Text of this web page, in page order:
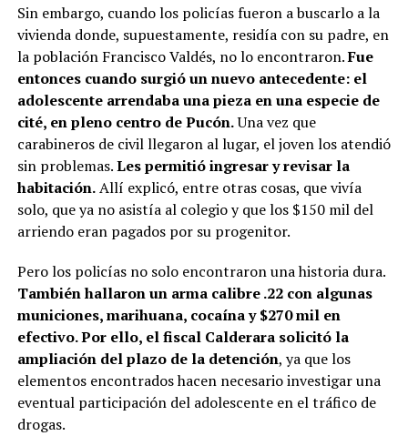
Sin embargo, cuando los policías fueron a buscarlo a la
vivienda donde, supuestamente, residía con su padre, en
la población Francisco Valdés, no lo encontraron.Fue
entonces cuando surgió un nuevo antecedente: el
adolescente arrendaba una pieza en una especie de
cité, en pleno centro de Pucón.Una vez que
carabineros de civil llegaron al lugar, el joven los atendió
sin problemas.Les permitió ingresar y revisar la
habitación.Allí explicó, entre otras cosas, que vivía
solo, que ya no asistía al colegio y que los $150 mil del
arriendo eran pagados por su progenitor.
Pero los policías no solo encontraron una historia dura.
También hallaron un arma calibre .22 con algunas
municiones, marihuana, cocaína y $270 mil en
efectivo. Por ello, el fiscal Calderara solicitó la
ampliación del plazo de la detención, ya que los
elementos encontrados hacen necesario investigar una
eventual participación del adolescente en el tráfico de
drogas.